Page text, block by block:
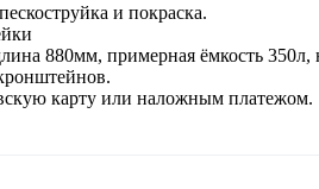
и покраска.
880мм, примерная ёмкость
карту или наложным платежом.